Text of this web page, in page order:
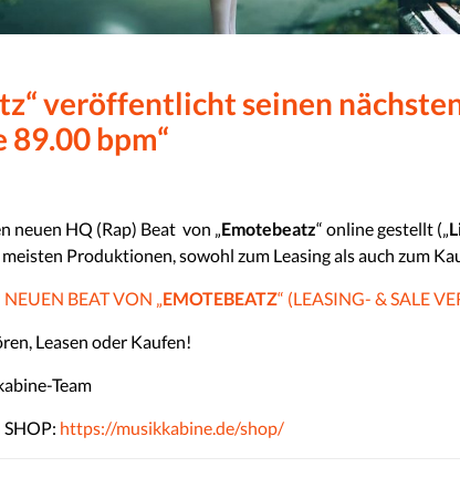
veröffentlicht seinen
bpm“
neuen HQ (Rap) Beat von „Emotebeatz“ online gestellt („
Produktionen, sowohl zum Leasing als auch zum
BEAT VON „EMOTEBEATZ“ (LEASING- & SALE
Leasen oder Kaufen!
Team
SHOP: https://musikkabine.de/shop/